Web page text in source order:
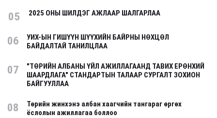
05 2025 ОНЫ ШИЛДЭГ АЖЛААР ШАЛГАРЛАА
06
УИХ-ЫН ГИШҮҮН ШҮҮХИЙН БАЙРНЫ НӨХЦӨЛ
БАЙДАЛТАЙ ТАНИЛЦЛАА
07
"ТӨРИЙН АЛБАНЫ ҮЙЛ АЖИЛЛАГААНД ТАВИХ ЕРӨНХИЙ
ШААРДЛАГА" СТАНДАРТЫН ТАЛААР СУРГАЛТ ЗОХИОН
БАЙГУУЛЛАА
08
Төрийн жинхэнэ албан хаагчийн тангараг өргөх
ёслолын ажиллагаа боллоо